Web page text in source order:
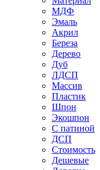
МДФ
Эмаль
Акрил
Береза
Дерево
Дуб
ЛДСП
Массив
Пластик
Шпон
Экошпон
С патиной
ДСП
Стоимость
Дешевые